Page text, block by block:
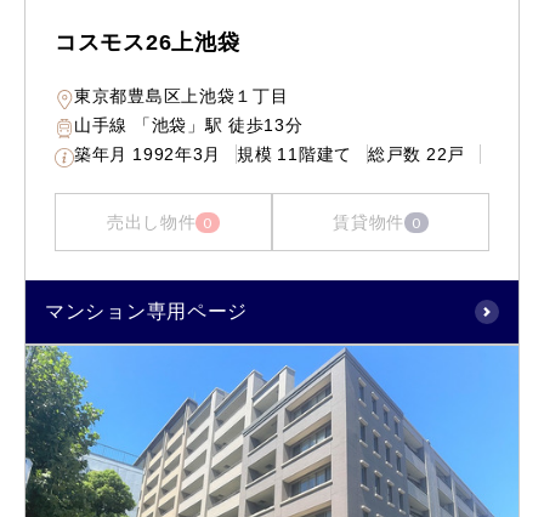
コスモス26上池袋
東京都豊島区上池袋１丁目
山手線 「池袋」駅 徒歩13分
築年月 1992年3月 規模 11階建て 総戸数 22戸
売出し物件 0 賃貸物件 0
マンション専用ページ